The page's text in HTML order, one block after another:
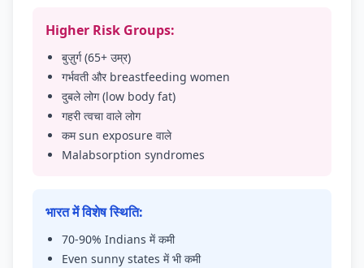
Higher Risk Groups:
बुज़ुर्ग (65+ उम्र)
गर्भवती और breastfeeding women
दुबले लोग (low body fat)
गहरी त्वचा वाले लोग
कम sun exposure वाले
Malabsorption syndromes
भारत में विशेष स्थिति:
70-90% Indians में कमी
Even sunny states में भी कमी